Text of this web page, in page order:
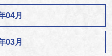
04月
03月